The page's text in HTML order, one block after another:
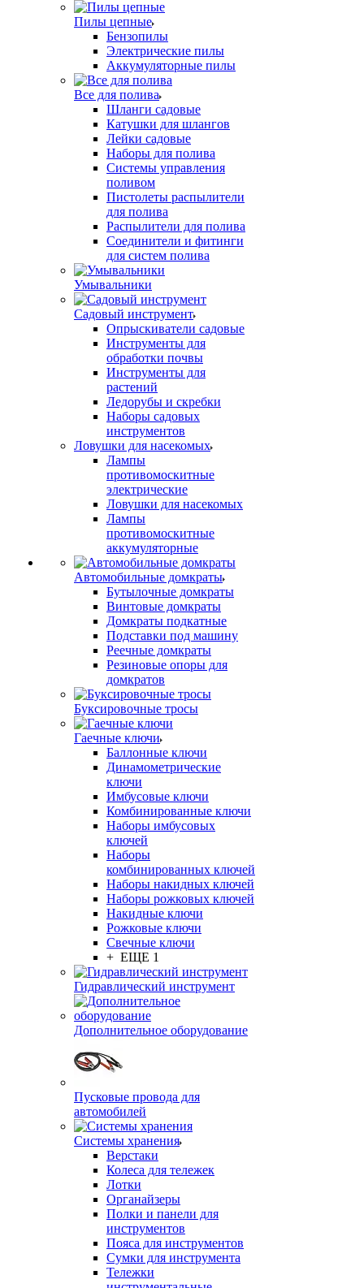
Пилы цепные
Бензопилы
Электрические пилы
Аккумуляторные пилы
Все для полива
Шланги садовые
Катушки для шлангов
Лейки садовые
Наборы для полива
Системы управления
поливом
Пистолеты распылители
для полива
Распылители для полива
Соединители и фитинги
для систем полива
Умывальники
Садовый инструмент
Опрыскиватели садовые
Инструменты для
обработки почвы
Инструменты для
растений
Ледорубы и скребки
Наборы садовых
инструментов
Ловушки для насекомых
Лампы
противомоскитные
электрические
Ловушки для насекомых
Лампы
противомоскитные
аккумуляторные
Автомобильные домкраты
Бутылочные домкраты
Винтовые домкраты
Домкраты подкатные
Подставки под машину
Реечные домкраты
Резиновые опоры для
домкратов
Буксировочные тросы
Гаечные ключи
Баллонные ключи
Динамометрические
ключи
Имбусовые ключи
Комбинированные ключи
Наборы имбусовых
ключей
Наборы
комбинированных ключей
Наборы накидных ключей
Наборы рожковых ключей
Накидные ключи
Рожковые ключи
Свечные ключи
+ ЕЩЕ 1
Гидравлический инструмент
Дополнительное оборудование
Пусковые провода для
автомобилей
Системы хранения
Верстаки
Колеса для тележек
Лотки
Органайзеры
Полки и панели для
инструментов
Пояса для инструментов
Сумки для инструмента
Тележки